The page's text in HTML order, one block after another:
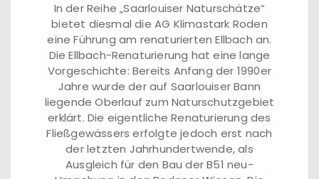
In der Reihe „Saarlouiser Naturschätze“
bietet diesmal die AG Klimastark Roden
eine Führung am renaturierten Ellbach an.
Die Ellbach-Renaturierung hat eine lange
Vorgeschichte: Bereits Anfang der 1990er
Jahre wurde der auf Saarlouiser Bann
liegende Oberlauf zum Naturschutzgebiet
erklärt. Die eigentliche Renaturierung des
Fließgewässers erfolgte jedoch erst nach
der letzten Jahrhundertwende, als
Ausgleich für den Bau der B51 neu-